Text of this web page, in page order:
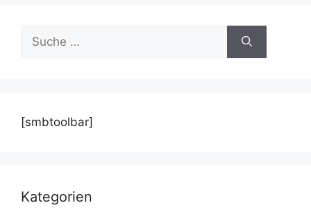
nach:
[smbtoolbar]
Kategorien